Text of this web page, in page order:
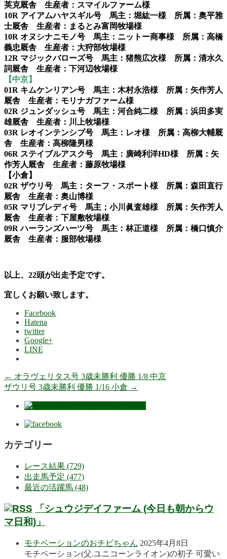
英克厩舎 生産者：スマイルファーム様
10R アイアムハヤスギル号 馬主：堀紘一様 所属：奥平雅
士厩舎 生産者：まるとみ富岡牧場様
10R オヌシナニモノ号 馬主：ニットー商事様 所属：高橋
義忠厩舎 生産者：大狩部牧場様
12R マジックバローズ号 馬主：猪熊広次様 所属：清水久
詞厩舎 生産者：下河辺牧場様
【中京】
01R キムケンリアン号 馬主：木村永浩様 所属：矢作芳人
厩舎 生産者：モリナガファーム様
02R ジュンダッシュ号 馬主：河合純二様 所属：浜田多実
雄厩舎 生産者：川上牧場様
03R レオインテンシブ号 馬主：レオ様 所属：高柳大輔厩
舎 生産者：高柳隆男様
06R ステイブルアスク号 馬主：廣崎利洋HD様 所属：矢
作芳人厩舎 生産者：藤原牧場様
【小倉】
02R ザウリ号 馬主：ターフ・スポート様 所属：森田直行
厩舎 生産者：奥山博様
05R マリブレディ号 馬主；小川眞査雄様 所属：矢作芳人
厩舎 生産者：下屋敷牧場様
09R ハーランズハーツ号 馬主：林正道様 所属：橋口慎介
厩舎 生産者：服部牧場様
以上、22頭が出走予定です。
宜しくお願い致します。
Facebook
Hatena
twitter
Google+
LINE
← オラヴェリタス号 3歳未勝利 優勝 1/8 中京
ザウリ号 3歳未勝利 優勝 1/16 小倉 →
カテゴリー
レース結果 (729)
出走馬予定 (477)
最近の活躍馬 (48)
「シュウジデイファーム (今日も朝からウ
マ日和)」
モチベーションのおチビちゃん 2025年4月8日
モチベーション(父.ユニコーンライオン)の初子 可愛い